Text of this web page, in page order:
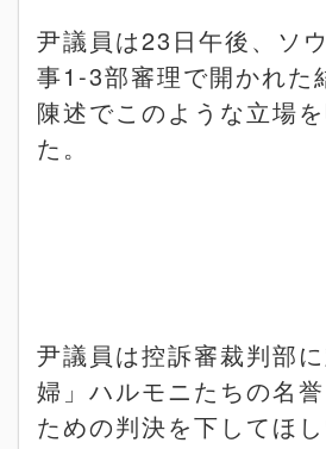
尹議員は23 日午後、ソ
事1-3部審理で開かれた
陳述でこのような立場
た。
尹議員は控訴審裁判部
婦」ハルモニたちの名
ための判決を下してほし